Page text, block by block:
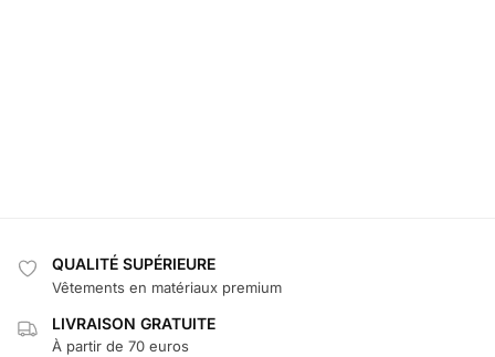
QUALITÉ SUPÉRIEURE
Vêtements en matériaux premium
LIVRAISON GRATUITE
À partir de 70 euros